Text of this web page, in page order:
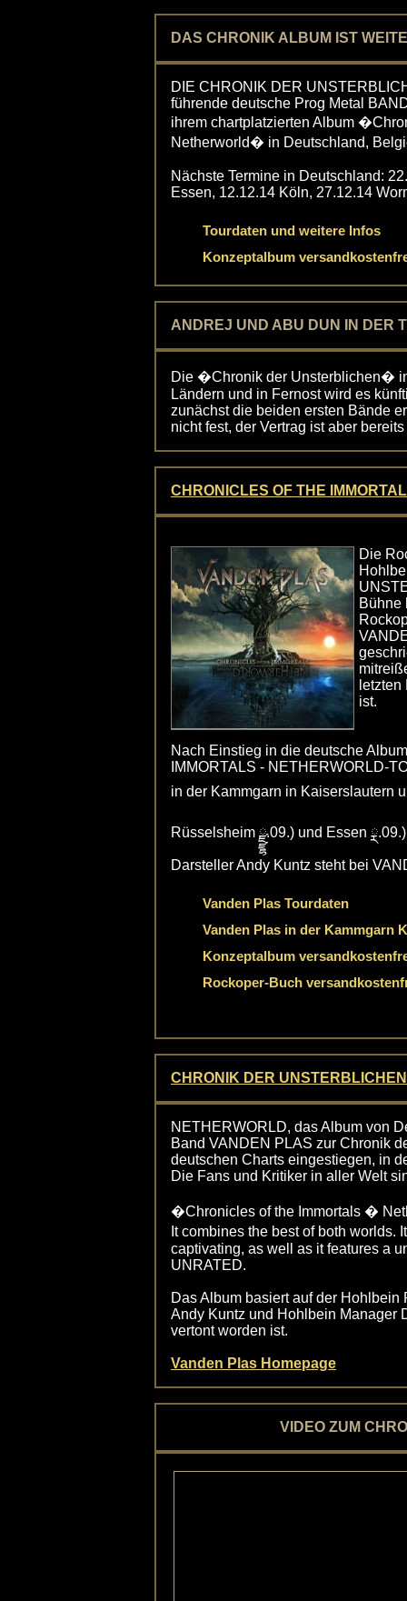
DAS CHRONIK ALBUM IST
DIE CHRONIK DER
führende deutsche Prog Metal
ihrem chartplatzierten Album
Netherworld� in Deutschland,
Nächste Termine in Deutschland:
Essen, 12.12.14 Köln, 27.12.14
Tourdaten und weitere Infos
Konzeptalbum
ANDREJ UND ABU DUN IN DER
Die �Chronik der Unsterblichen�
Ländern und in Fernost wird es
zunächst die beiden ersten Bände
nicht fest, der Vertrag ist aber
CHRONICLES OF THE
Die
Bühne
ist.
Nach Einstieg in die deutsche
IMMORTALS - NETHERWORLD-
in der Kammgarn in Kaiserslautern
Rüsselsheim ྫྷ.09.) und Essen ྼ.09.)
Darsteller Andy Kuntz steht bei
Vanden Plas Tourdaten
Vanden Plas in der Kammgarn
Konzeptalbum
Rockoper-Buch
CHRONIK DER
NETHERWORLD, das Album von
Band VANDEN PLAS zur Chronik
deutschen Charts eingestiegen, in
Die Fans und Kritiker in aller Welt
�Chronicles of the Immortals �
It combines the best of both
captivating, as well as it features a
UNRATED.
Das Album basiert auf der
Andy Kuntz und Hohlbein Manager
vertont worden ist.
Vanden Plas Homepage
VIDEO ZUM